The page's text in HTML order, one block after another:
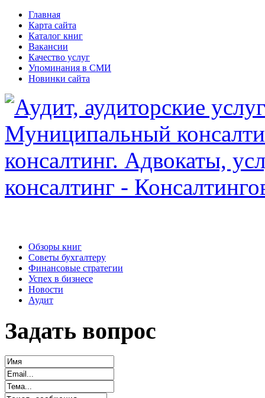
Главная
Карта сайта
Каталог книг
Вакансии
Качество услуг
Упоминания в СМИ
Новинки сайта
Обзоры книг
Советы бухгалтеру
Финансовые стратегии
Успех в бизнесе
Новости
Аудит
Задать вопрос